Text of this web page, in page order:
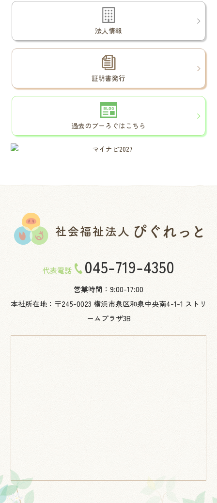
法人情報
証明書発行
過去のブーろぐはこちら
代表電話 045-719-4350
営業時間：9:00-17:00
本社所在地：〒245-0023 横浜市泉区和泉中央南4-1-1 ストリ
ームプラザ3B